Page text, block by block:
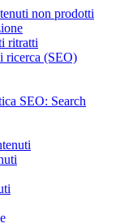
non prodotti
ritratti
ricerca (SEO)
SEO: Search